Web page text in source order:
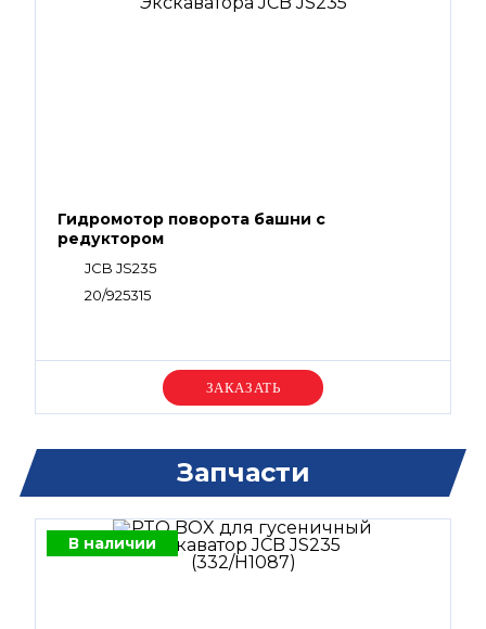
Гидромотор поворота башни с
редуктором
JCB JS235
20/925315
Уточняйте цену
Запчасти
В наличии